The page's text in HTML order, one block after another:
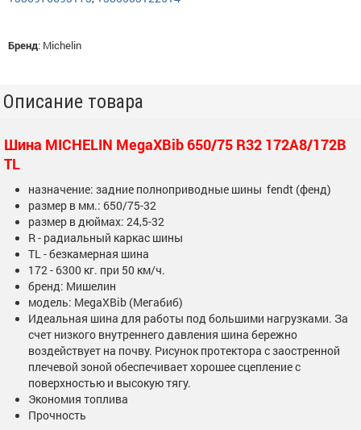
Бренд: Michelin
Описание товара
Шина MICHELIN MegaXBib 650/75 R32 172A8/172B
TL
назначение: задние полноприводные шины fendt (фенд)
размер в мм.: 650/75-32
размер в дюймах: 24,5-32
R - радиальный каркас шины
TL - безкамерная шина
172 - 6300 кг. при 50 км/ч.
бренд: Мишелин
модель: MegaXBib (Мегабиб)
Идеальная шина для работы под большими нагрузками. За
счет низкого внутреннего давления шина бережно
воздействует на почву. Рисунок протектора с заостренной
плечевой зоной обеспечивает хорошее сцепление с
поверхностью и высокую тягу.
Экономия топлива
Прочность